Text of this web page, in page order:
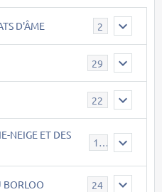
D'ÂME 2
29
22
NEIGE ET DES
17
BORLOO 24